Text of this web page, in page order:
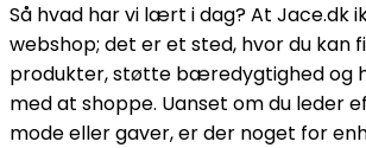
Så hvad har vi lært i dag? At Jace.dk
webshop; det er et sted, hvor du kan
produkter, støtte bæredygtighed og
med at shoppe. Uanset om du leder
mode eller gaver, er der noget for